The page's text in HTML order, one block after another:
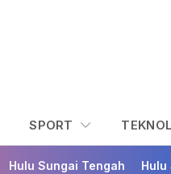
SPORT
Hulu Sungai Tengah Hulu